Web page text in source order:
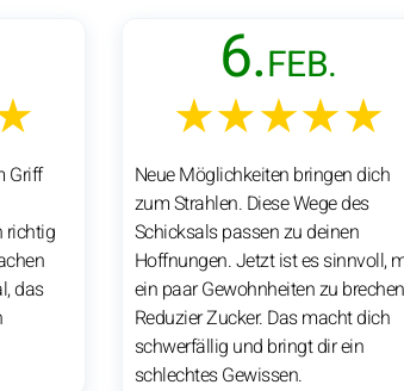
Griff
richtig
das
6.FEB.
★★★★★
Neue Möglichkeiten bringen dich
zum Strahlen. Diese Wege des
Schicksals passen zu deinen
Hoffnungen. Jetzt ist es sinnvoll,
ein paar Gewohnheiten zu
Reduzier Zucker. Das macht dich
schwerfällig und bringt dir ein
schlechtes Gewissen.